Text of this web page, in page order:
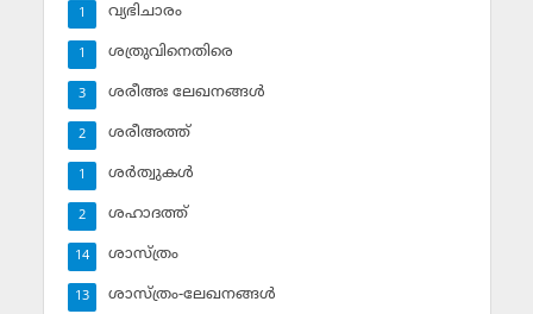
വ്യഭിചാരം
1
ശത്രുവിനെതിരെ
1
ശരീഅഃ ലേഖനങ്ങള്‍
3
ശരീഅത്ത്
2
ശര്‍ത്വുകള്‍
1
ശഹാദത്ത്
2
ശാസ്ത്രം
14
ശാസ്ത്രം-ലേഖനങ്ങള്‍
13